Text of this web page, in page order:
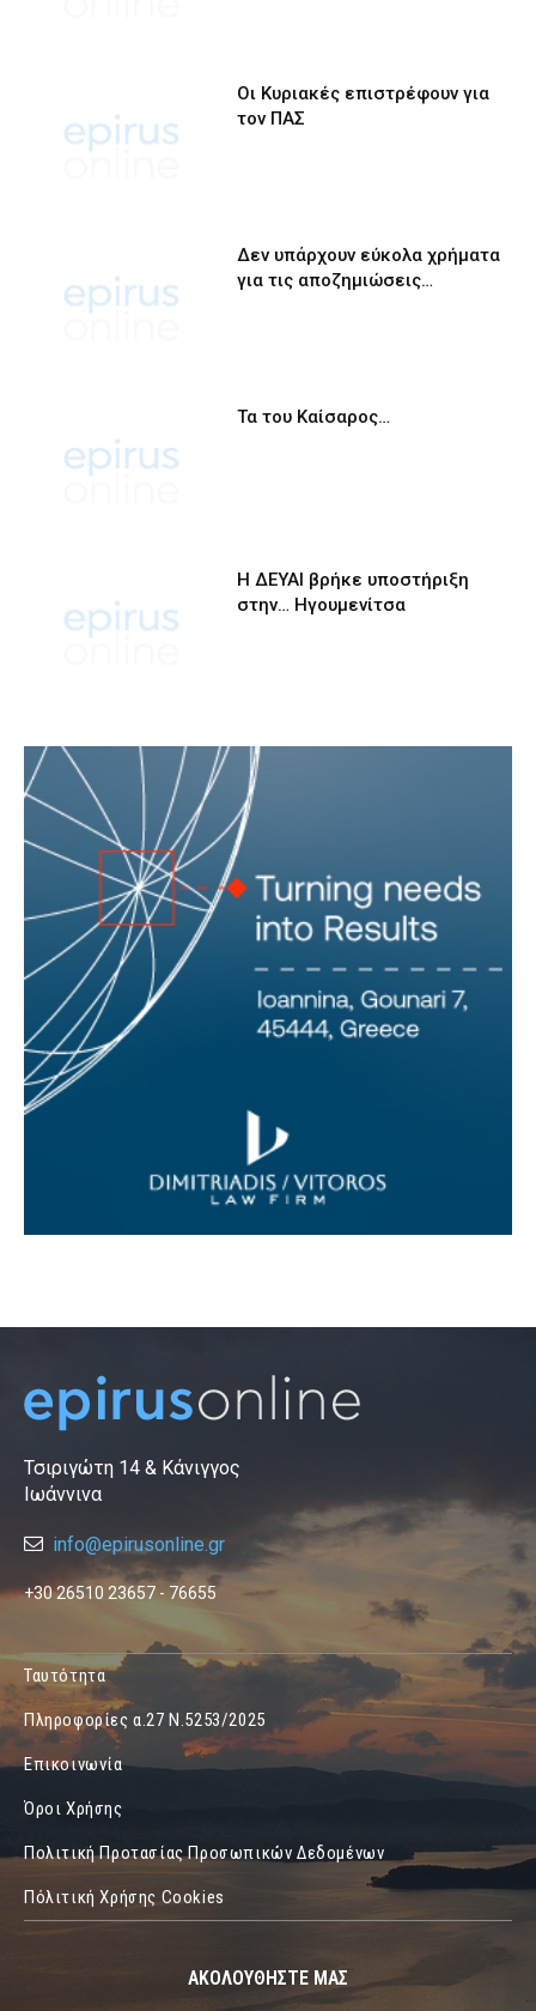
Οι Κυριακές επιστρέφουν για
τον ΠΑΣ
Δεν υπάρχουν εύκολα χρήματα
για τις αποζημιώσεις…
Τα του Καίσαρος…
Η ΔΕΥΑΙ βρήκε υποστήριξη
στην… Ηγουμενίτσα
Τσιριγώτη 14 & Κάνιγγος
Ιωάννινα
info@epirusonline.gr
+30 26510 23657 - 76655
Ταυτότητα
Πληροφορίες α.27 Ν.5253/2025
Επικοινωνία
Όροι Χρήσης
Πολιτική Προτασίας Προσωπικών Δεδομένων
Πόλιτική Χρήσης Cookies
ΑΚΟΛΟΥΘΗΣΤΕ ΜΑΣ